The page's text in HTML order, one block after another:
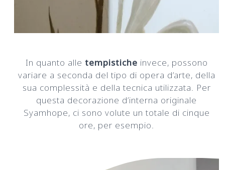
In quanto alle tempistiche invece, possono
variare a seconda del tipo di opera d’arte, della
sua complessità e della tecnica utilizzata. Per
questa decorazione d’interna originale
Syamhope, ci sono volute un totale di cinque
ore, per esempio.